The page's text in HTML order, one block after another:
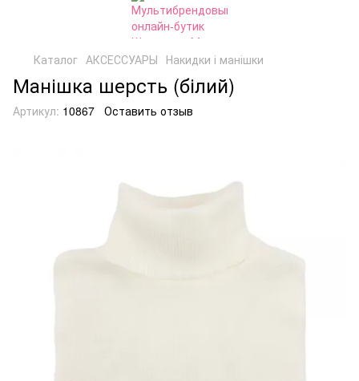
Каталог АКСЕССУАРЫ Накидки і манішки
Манішка шерсть (білий)
Артикул: 10867 Оставить отзыв